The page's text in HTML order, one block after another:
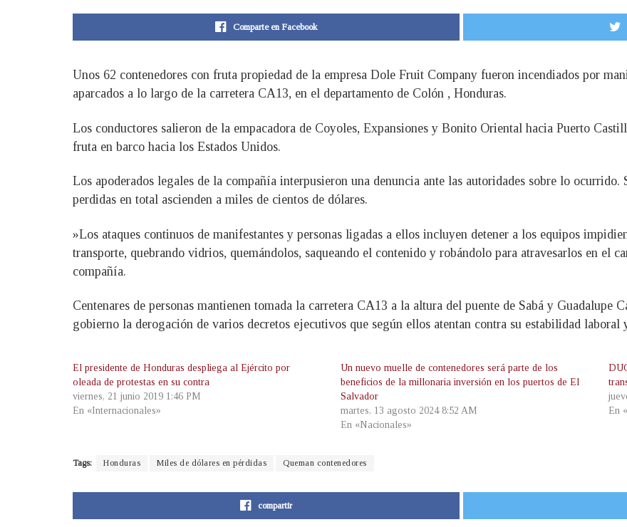
Comparte en Facebook
Unos 62 contenedores con fruta propiedad de la empresa Dole Fruit Company fueron incendiados por
aparcados a lo largo de la carretera CA13, en el departamento de Colón , Honduras.
Los conductores salieron de la empacadora de Coyoles, Expansiones y Bonito Oriental hacia Puerto
fruta en barco hacia los Estados Unidos.
Los apoderados legales de la compañía interpusieron una denuncia ante las autoridades sobre lo ocurrido.
perdidas en total ascienden a miles de cientos de dólares.
»Los ataques continuos de manifestantes y personas ligadas a ellos incluyen detener a los equipos
transporte, quebrando vidrios, quemándolos, saqueando el contenido y robándolo para atravesarlos en el
compañía.
Centenares de personas mantienen tomada la carretera CA13 a la altura del puente de Sabá y
gobierno la derogación de varios decretos ejecutivos que según ellos atentan contra su estabilidad laboral
El presidente de Honduras despliega al Ejército por
oleada de protestas en su contra
viernes, 21 junio 2019 1:46 PM
En «Internacionales»
Un nuevo muelle de contenedores será parte de los
beneficios de la millonaria inversión en los puertos de El
Salvador
martes, 13 agosto 2024 8:52 AM
En «Nacionales»
En
Tags: Honduras Miles de dólares en pérdidas Queman contenedores
compartir